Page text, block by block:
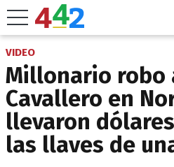
VIDEO
Millonario robo
Cavallero en
llevaron
las llaves de